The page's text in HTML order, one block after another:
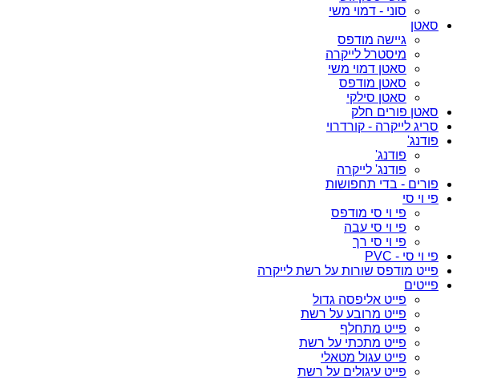
סוני - דמוי משי
סאטן
גיישה מודפס
מיסטרל לייקרה
סאטן דמוי משי
סאטן מודפס
סאטן סילקי
סאטן פורים חלק
סריג לייקרה - קורדרוי
פודנג'
פודנג'
פודנג' לייקרה
פורים - בדי תחפושות
פי וי סי
פי וי סי מודפס
פי וי סי עבה
פי וי סי רך
פי וי סי - PVC
פייט מודפס שורות על רשת לייקרה
פייטים
פייט אליפסה גדול
פייט מרובע על רשת
פייט מתחלף
פייט מתכתי על רשת
פייט עגול מטאלי
פייט עיגולים על רשת